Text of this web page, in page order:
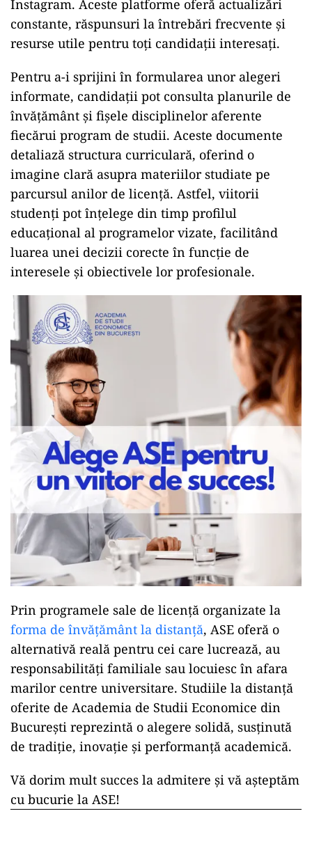
Instagram. Aceste platforme oferă actualizări
constante, răspunsuri la întrebări frecvente și
resurse utile pentru toți candidații interesați.
Pentru a-i sprijini în formularea unor alegeri
informate, candidații pot consulta planurile de
învățământ și fișele disciplinelor aferente
fiecărui program de studii. Aceste documente
detaliază structura curriculară, oferind o
imagine clară asupra materiilor studiate pe
parcursul anilor de licență. Astfel, viitorii
studenți pot înțelege din timp profilul
educațional al programelor vizate, facilitând
luarea unei decizii corecte în funcție de
interesele și obiectivele lor profesionale.
Prin programele sale de licență organizate la
forma de învățământ la distanță, ASE oferă o
alternativă reală pentru cei care lucrează, au
responsabilități familiale sau locuiesc în afara
marilor centre universitare. Studiile la distanță
oferite de Academia de Studii Economice din
București reprezintă o alegere solidă, susținută
de tradiție, inovație și performanță academică.
Vă dorim mult succes la admitere și vă așteptăm
cu bucurie la ASE!